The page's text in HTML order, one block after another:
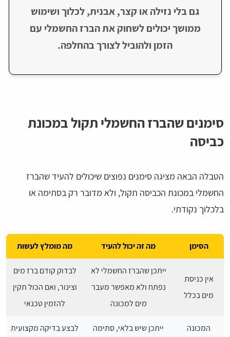
גם בלי נזילה או קצר, אבנית, לכלוך ושימוש
ממושך יכולים לשחוק את הברז החשמלי עם
הזמן ולהוביל לצורך בהחלפה.
סימנים שהברז החשמלי תקול במכונת
כביסה
הטבלה הבאה מציגה סימנים נפוצים שיכולים להעיד שהברז
החשמלי במכונת הכביסה תקול, ולא מדובר רק בסתימה או
בלכלוך נקודתי.
הסימן מה זה יכול להעיד מה מומלץ לעשות
אין כניסת
מים בכלל
ייתכן שהברז החשמלי לא
נפתח ולא מאפשר מעבר
מים למכונה
לבדוק קודם ברז מים
וצינור, ואם הכול תקין
להזמין טכנאי
המכונה ייתכן שיש בלאי, סתימה לבצע בדיקה מקצועית